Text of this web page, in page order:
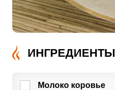
ИНГРЕДИЕНТЫ
Молоко коровье